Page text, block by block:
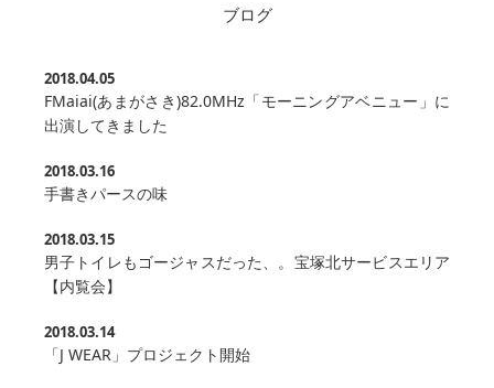
ブログ
2018.04.05
FMaiai(あまがさき)82.0MHz「モーニングアベニュー」に
出演してきました
2018.03.16
手書きパースの味
2018.03.15
男子トイレもゴージャスだった、。宝塚北サービスエリア
【内覧会】
2018.03.14
「J WEAR」プロジェクト開始